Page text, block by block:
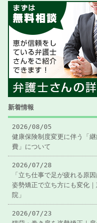
新着情報
2026/08/05
健康保険制度変更に伴う「
費」について
2026/07/28
「立ち仕事で足が疲れる原
姿勢矯正で立ち方にも変化
院」
2026/07/23